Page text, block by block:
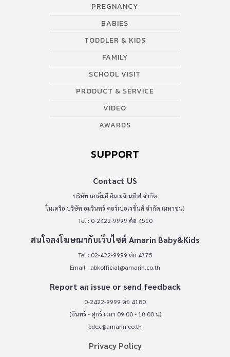
PREGNANCY
BABIES
TODDLER & KIDS
FAMILY
SCHOOL VISIT
PRODUCT & SERVICE
VIDEO
AWARDS
SUPPORT
Contact US
บริษัท เอเอ็มอี อิมเมจิเนทีฟ จำกัด
ในเครือ บริษัท อมรินทร์ คอร์เปอเรชั่นส์ จำกัด (มหาชน)
Tel : 0-2422-9999 ต่อ 4510
สนใจลงโฆษณากับเว็บไซต์ Amarin Baby&Kids
Tel : 02-422-9999 ต่อ 4775
Email : abkofficial@amarin.co.th
Report an issue or send feedback
0-2422-9999 ต่อ 4180
(จันทร์ - ศุกร์ เวลา 09.00 - 18.00 น)
bdcx@amarin.co.th
Privacy Policy